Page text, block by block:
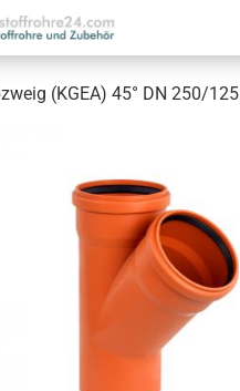
(KGEA) 45° DN 250/125